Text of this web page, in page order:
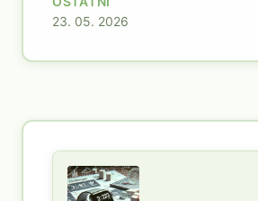
23. 05. 2026